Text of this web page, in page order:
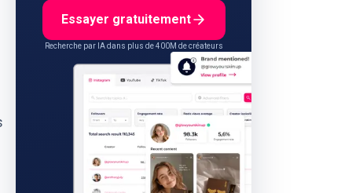
Essayer gratuitement
Recherche par IA dans plus de 400M de créateurs